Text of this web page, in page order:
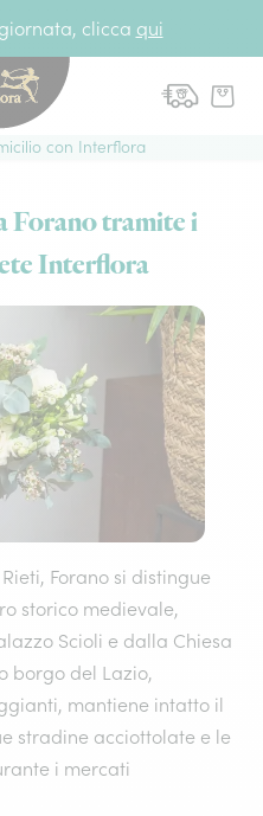
clicca qui
con Interflora
Forano tramite i
Interflora
Forano si distingue
storico medievale,
Scioli e dalla Chiesa
borgo del Lazio,
mantiene intatto il
stradine acciottolate e le
i mercati